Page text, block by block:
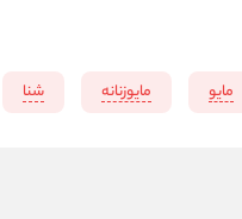
مایو مایوزنانه شنا